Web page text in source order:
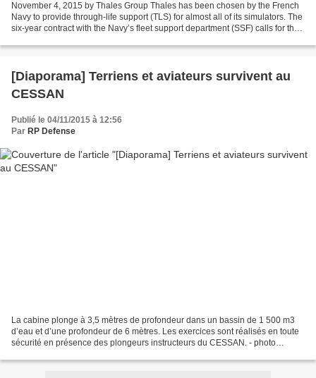
November 4, 2015 by Thales Group Thales has been chosen by the French
Navy to provide through-life support (TLS) for almost all of its simulators. The
six-year contract with the Navy’s fleet support department (SSF) calls for the
[Diaporama] Terriens et aviateurs survivent au
CESSAN
Publié le 04/11/2015 à 12:56
Par RP Defense
La cabine plonge à 3,5 mètres de profondeur dans un bassin de 1 500 m3
d’eau et d’une profondeur de 6 mètres. Les exercices sont réalisés en toute
sécurité en présence des plongeurs instructeurs du CESSAN. - photo